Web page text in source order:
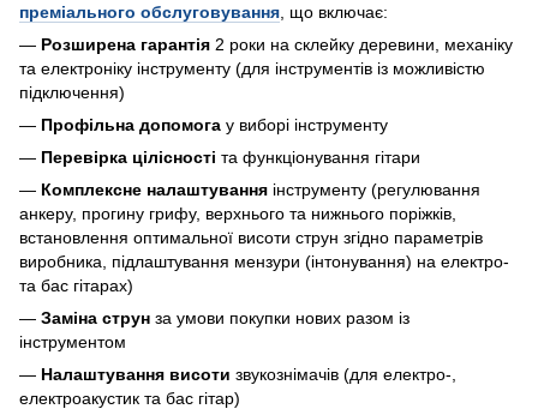
преміального обслуговування , що включає:
— Розширена гарантія 2 роки на склейку деревини, механіку
та електроніку інструменту (для інструментів із можливістю
підключення)
— Профільна допомога у виборі інструменту
— Перевірка цілісності та функціонування гітари
— Комплексне налаштування інструменту (регулювання
анкеру, прогину грифу, верхнього та нижнього поріжків,
встановлення оптимальної висоти струн згідно параметрів
виробника, підлаштування мензури (інтонування) на електро-
та бас гітарах)
— Заміна струн за умови покупки нових разом із
інструментом
— Налаштування висоти звукознімачів (для електро-,
електроакустик та бас гітар)